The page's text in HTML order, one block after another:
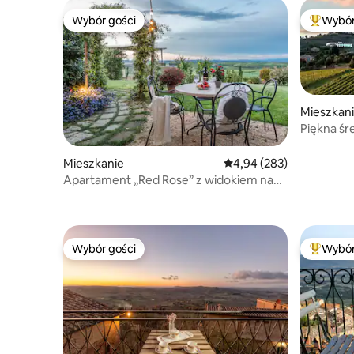
Wybór gości
Wybór gości
Mieszkanie Średnia ocena: 4,94 na
4,94 (283)
Apartament „Red Rose” z widokiem na
Piękna
Wybór gości
Wybór gości